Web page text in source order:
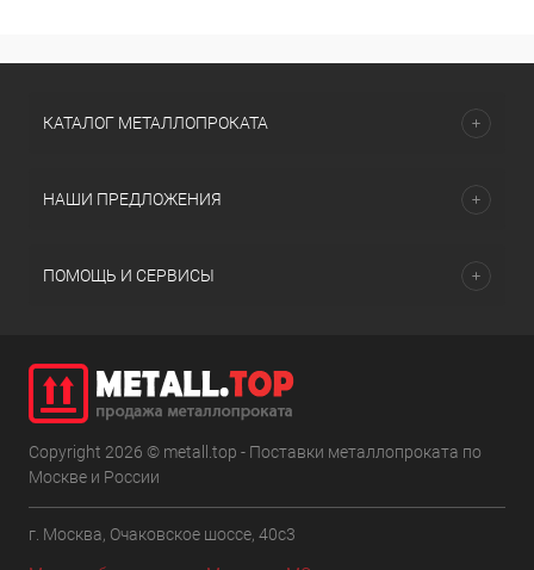
КАТАЛОГ МЕТАЛЛОПРОКАТА
НАШИ ПРЕДЛОЖЕНИЯ
ПОМОЩЬ И СЕРВИСЫ
Copyright 2026 © metall.top - Поставки металлопроката по
Москве и России
г. Москва, Очаковское шоссе, 40с3